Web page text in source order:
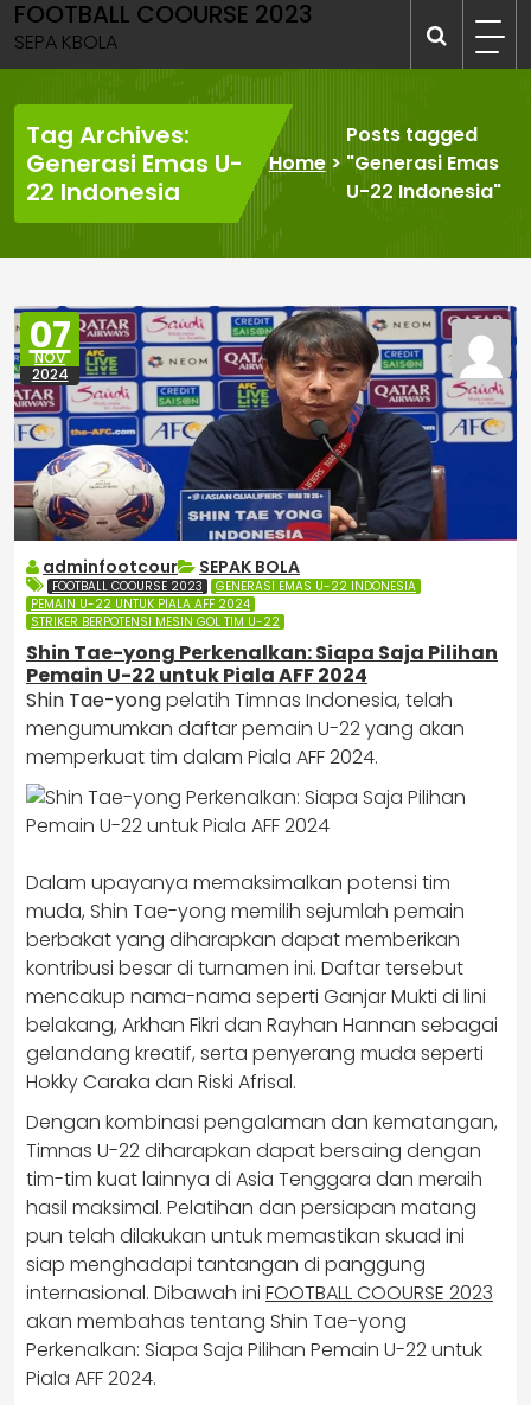
Skip
to
content
FOOTBALL COOURSE 2023
SEPA KBOLA
Tag Archives:
Generasi Emas U-
22 Indonesia
Home>
Posts tagged
"Generasi Emas
U-22 Indonesia"
07
NOV
2024
adminfootcour SEPAK BOLA
FOOTBALL COOURSE 2023
GENERASI EMAS U-22 INDONESIA
PEMAIN U-22 UNTUK PIALA AFF 2024
STRIKER BERPOTENSI MESIN GOL TIM U-22
Shin Tae-yong Perkenalkan: Siapa Saja Pilihan
Pemain U-22 untuk Piala AFF 2024
​Shin Tae-yongpelatih Timnas Indonesia, telah
mengumumkan daftar pemain U-22 yang akan
memperkuat tim dalam Piala AFF 2024.​
Dalam upayanya memaksimalkan potensi tim
muda, Shin Tae-yong memilih sejumlah pemain
berbakat yang diharapkan dapat memberikan
kontribusi besar di turnamen ini. Daftar tersebut
mencakup nama-nama seperti Ganjar Mukti di lini
belakang, Arkhan Fikri dan Rayhan Hannan sebagai
gelandang kreatif, serta penyerang muda seperti
Hokky Caraka dan Riski Afrisal.
Dengan kombinasi pengalaman dan kematangan,
Timnas U-22 diharapkan dapat bersaing dengan
tim-tim kuat lainnya di Asia Tenggara dan meraih
hasil maksimal. Pelatihan dan persiapan matang
pun telah dilakukan untuk memastikan skuad ini
siap menghadapi tantangan di panggung
internasional. Dibawah ini FOOTBALL COOURSE 2023
akan membahas tentang Shin Tae-yong
Perkenalkan: Siapa Saja Pilihan Pemain U-22 untuk
Piala AFF 2024.